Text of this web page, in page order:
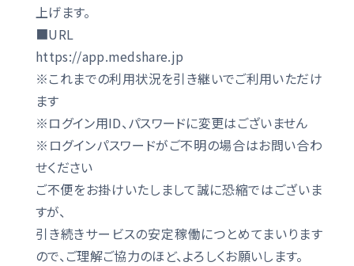
上げます。
■URL
https://app.medshare.jp
※これまでの利用状況を引き継いでご利用いただけ
ます
※ログイン用ID、パスワードに変更はございません
※ログインパスワードがご不明の場合はお問い合わ
せください
ご不便をお掛けいたしまして誠に恐縮ではございま
すが、
引き続きサービスの安定稼働につとめてまいります
ので、ご理解ご協力のほど、よろしくお願いします。